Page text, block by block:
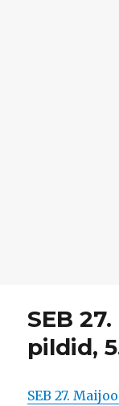
SEB
pildid,
SEB 27.